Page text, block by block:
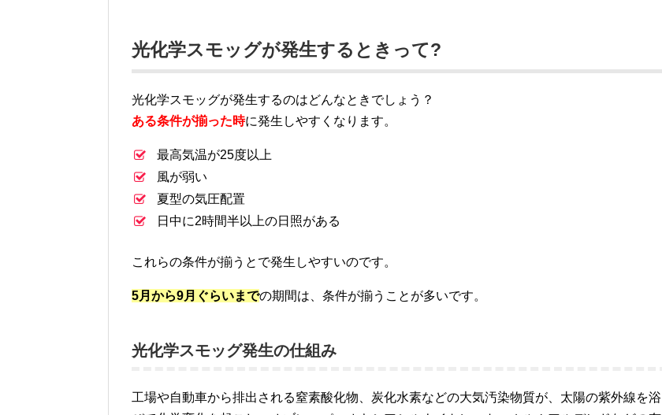
光化学スモッグが発生するときって?
光化学スモッグが発生するのはどんなときでしょう？
ある条件が揃った時に発生しやすくなります。
最高気温が25度以上
風が弱い
夏型の気圧配置
日中に2時間半以上の日照がある
これらの条件が揃うとで発生しやすいのです。
5月から9月ぐらいまでの期間は、条件が揃うことが多いです。
光化学スモッグ発生の仕組み
工場や自動車から排出される窒素酸化物、炭化水素などの大気汚染物質が、太陽の紫外線を浴